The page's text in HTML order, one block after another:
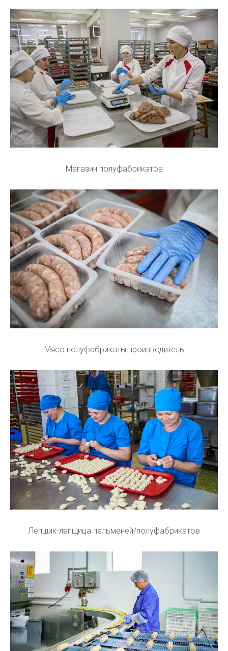
Магазин полуфабрикатов
Мясо полуфабрикаты производитель
Лепщик-лепщица пельменей/полуфабрикатов